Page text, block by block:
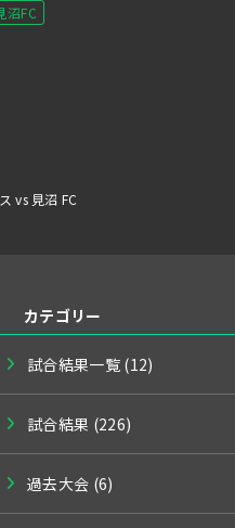
沼FC
vs 見沼 FC
カテゴリー
試合結果一覧 (12)
試合結果 (226)
過去大会 (6)